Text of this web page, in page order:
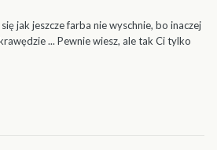
jak jeszcze farba nie wyschnie, bo inaczej
... Pewnie wiesz, ale tak Ci tylko